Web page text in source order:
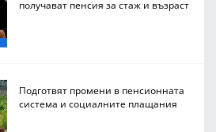
получават пенсия за стаж и възраст
Подготвят промени в пенсионната
система и социалните плащания